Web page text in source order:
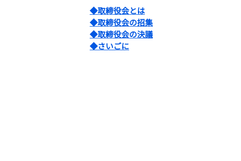
◆取締役会とは
◆取締役会の招集
◆取締役会の決議
◆さいごに